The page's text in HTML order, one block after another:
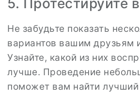
5. Протестируйте
Не забудьте показать
вариантов вашим друзьям
Узнайте, какой из них
лучше. Проведение
поможет вам найти лучший